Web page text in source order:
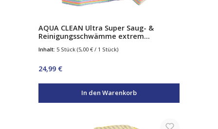
AQUA CLEAN Ultra Super Saug- &
Reinigungsschwämme extrem
Inhalt: 5 Stück (5,00 € / 1 Stück)
Regulärer Preis:
24,99 €
In den Warenkorb